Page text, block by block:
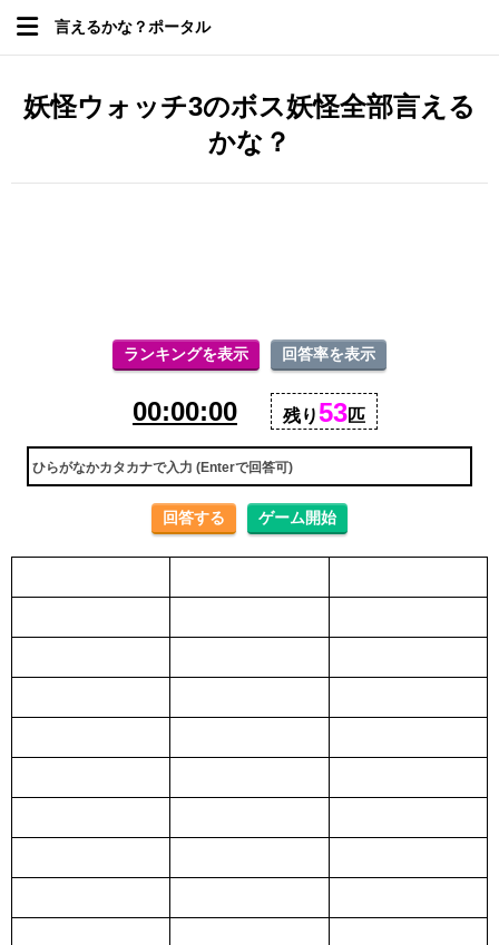
言えるかな？ポータル
妖怪ウォッチ3のボス妖怪全部言える
かな？
ランキングを表示 回答率を表示
00:00:00 残り53匹